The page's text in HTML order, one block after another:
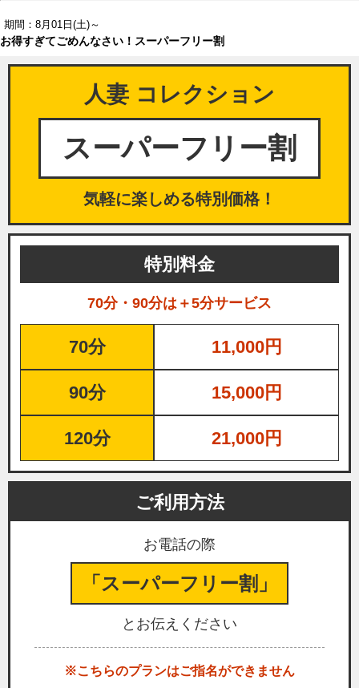
期間：8月01日(土)～
お得すぎてごめんなさい！スーパーフリー割
人妻 コレクション
スーパーフリー割
気軽に楽しめる特別価格！
特別料金
70分・90分は＋5分サービス
70分 11,000円
90分 15,000円
120分 21,000円
ご利用方法
お電話の際
「スーパーフリー割」
とお伝えください
※こちらのプランはご指名ができません